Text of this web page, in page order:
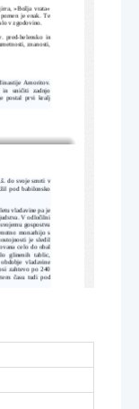
»Božja vrata«
je enak. Te
v zgodovino.
pred-helensko in
znanosti,
Amoritov.
in   uničiti   zadnjo
postal   prvi   kralj
do svoje smrti v
pod babilonsko
vladavine pa je
V odločilni
gospostvu
monarhijo s
je sledil
celo do obal
glinenih   tablic,
obdobje   vladavine
zahtevo po 240
času   tudi   pod